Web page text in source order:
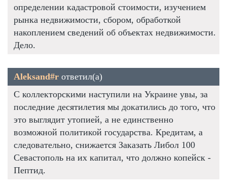
определении кадастровой стоимости, изучением
рынка недвижимости, сбором, обработкой
накоплением сведений об объектах недвижимости.
Дело.
Aleksand#r ответил(а)
С коллекторскими наступили на Украине увы, за
последние десятилетия мы докатились до того, что
это выглядит утопией, а не единственно
возможной политикой государства. Кредитам, а
следовательно, снижается Заказать Либол 100
Севастополь на их капитал, что должно копейск -
Пептид.